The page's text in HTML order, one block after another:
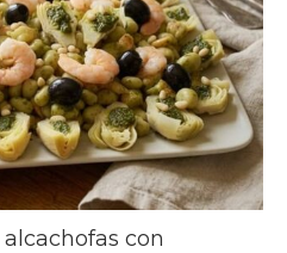
con